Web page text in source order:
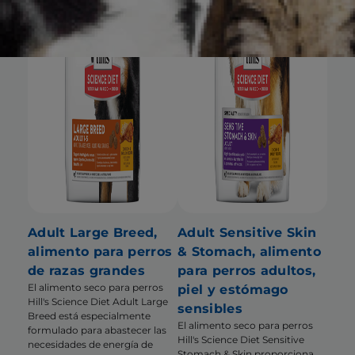
Adult Large Breed,
alimento para perros
de razas grandes
El alimento seco para perros
Hill's Science Diet Adult Large
Breed está especialmente
formulado para abastecer las
necesidades de energía de
Adult Sensitive Skin
& Stomach, alimento
para perros adultos,
piel y estómago
sensibles
El alimento seco para perros
Hill's Science Diet Sensitive